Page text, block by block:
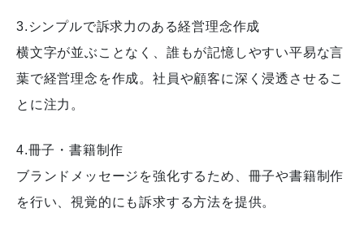
3.シンプルで訴求力のある経営理念作成
横文字が並ぶことなく、誰もが記憶しやすい平易な言
葉で経営理念を作成。社員や顧客に深く浸透させるこ
とに注力。
4.冊子・書籍制作
ブランドメッセージを強化するため、冊子や書籍制作
を行い、視覚的にも訴求する方法を提供。